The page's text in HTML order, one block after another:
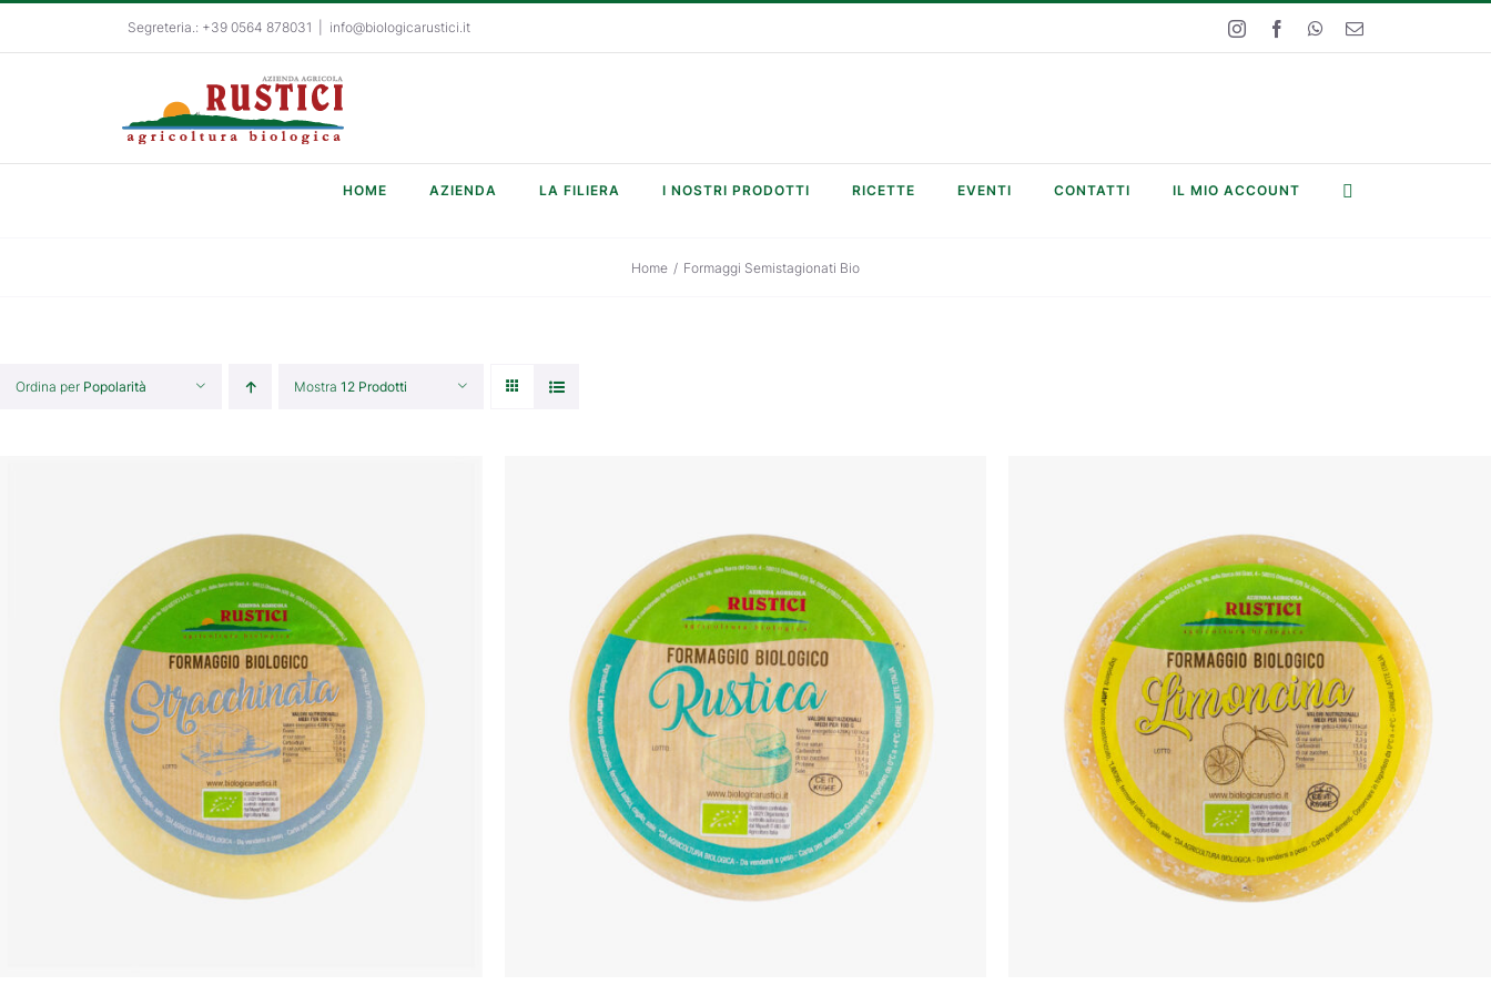
Segreteria.: +39 0564 878031 info@biologicarustici.it InstagramFacebookWhatsApp
Email
HOME AZIENDA LA FILIERA I NOSTRI PRODOTTI RICETTE EVENTI CONTATTI IL MIO ACCOUNT
Home / Formaggi Semistagionati Bio
Ordina per Popolarità Mostra 12 Prodotti
ANTEPRIMA RAPIDA ANTEPRIMA RAPIDA ANTEPRIMA RAPIDA